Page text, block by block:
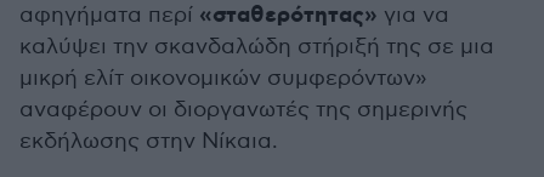
αφηγήματα περί «σταθερότητας» για να
καλύψει την σκανδαλώδη στήριξή της σε μια
μικρή ελίτ οικονομικών συμφερόντων»
αναφέρουν οι διοργανωτές της σημερινής
εκδήλωσης στην Νίκαια.